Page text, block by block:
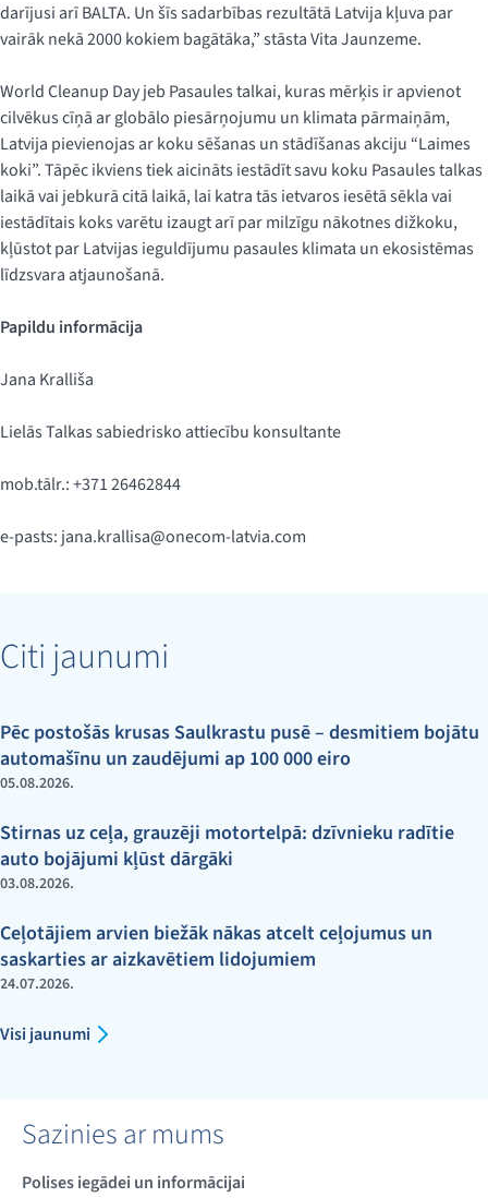
darījusi arī BALTA. Un šīs sadarbības rezultātā Latvija kļuva par
vairāk nekā 2000 kokiem bagātāka,” stāsta Vita Jaunzeme.
World Cleanup Day jeb Pasaules talkai, kuras mērķis ir apvienot
cilvēkus cīņā ar globālo piesārņojumu un klimata pārmaiņām,
Latvija pievienojas ar koku sēšanas un stādīšanas akciju “Laimes
koki”. Tāpēc ikviens tiek aicināts iestādīt savu koku Pasaules talkas
laikā vai jebkurā citā laikā, lai katra tās ietvaros iesētā sēkla vai
iestādītais koks varētu izaugt arī par milzīgu nākotnes dižkoku,
kļūstot par Latvijas ieguldījumu pasaules klimata un ekosistēmas
līdzsvara atjaunošanā.
Papildu informācija
Jana Kralliša
Lielās Talkas sabiedrisko attiecību konsultante
mob.tālr.: +371 26462844
e-pasts: jana.krallisa@onecom-latvia.com
Citi jaunumi
Pēc postošās krusas Saulkrastu pusē – desmitiem bojātu
automašīnu un zaudējumi ap 100 000 eiro
05.08.2026.
Stirnas uz ceļa, grauzēji motortelpā: dzīvnieku radītie
auto bojājumi kļūst dārgāki
03.08.2026.
Ceļotājiem arvien biežāk nākas atcelt ceļojumus un
saskarties ar aizkavētiem lidojumiem
24.07.2026.
Visi jaunumi
Sazinies ar mums
Polises iegādei un informācijai